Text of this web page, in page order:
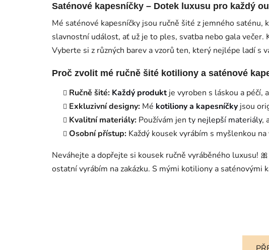
Saténové kapesníčky – Dotek luxusu pro každý
Mé saténové kapesníčky jsou ručně šité z jemného
slavnostní událost, ať už je to ples, svatba nebo gala
Vyberte si z různých barev a vzorů ten, který nejlépe ladí s
Proč zvolit mé ručně šité kotiliony a saténové
Ručně šité: Každý produktje vyroben s láskou a péčí,
Exkluzivní designy: Mé kotiliony a kapesníčky jsou
Kvalitní materiály: Používám jen ty nejlepší materiály,
Osobní přístup: Každý kousek vyrábím s myšlenkou
Neváhejte a dopřejte si kousek ručně vyráběného luxusu! 🎀
ostatní vyrábím na zakázku. S mými kotiliony a saténovými